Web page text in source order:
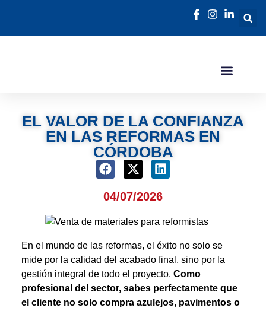
EL VALOR DE LA CONFIANZA
EN LAS REFORMAS EN
CÓRDOBA
04/07/2026
En el mundo de las reformas, el éxito no solo se
mide por la calidad del acabado final, sino por la
gestión integral de todo el proyecto. Como
profesional del sector, sabes perfectamente que
el cliente no solo compra azulejos, pavimentos o